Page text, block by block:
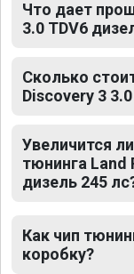
Что дает
3.0 TDV6
Сколько
Discovery 3
Увеличится
тюнинга Land
дизель 245
Как чип
коробку?